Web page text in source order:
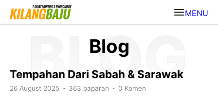
MENU
Blog
Tempahan Dari Sabah & Sarawak
26 August 2025 • 363 paparan • 0 Komen